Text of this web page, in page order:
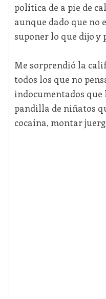
política de a pie de
aunque dado que no
suponer lo que dijo y
Me sorprendió la
todos los que no
indocumentados que
pandilla de niñatos
cocaína, montar